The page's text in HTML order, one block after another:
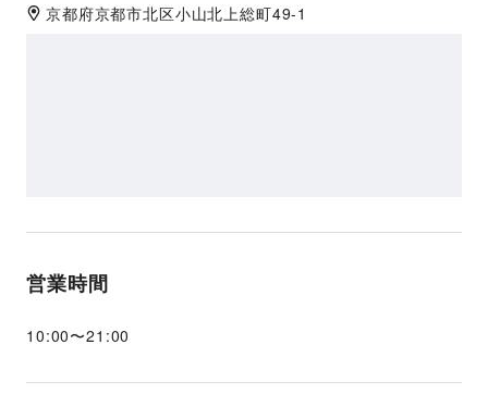
京都府京都市北区小山北上総町49-1
営業時間
10:00〜21:00